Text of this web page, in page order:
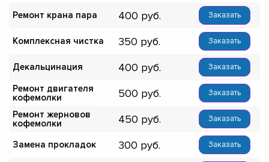
Ремонт крана пара 400 Заказать
Комплексная чистка 350 Заказать
Декальцинация 400 Заказать
Ремонт двигателя
кофемолки
500 Заказать
Ремонт жерновов
кофемолки
450 Заказать
Замена прокладок 300 Заказать